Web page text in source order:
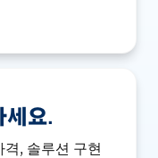
세요.
, 솔루션 구현